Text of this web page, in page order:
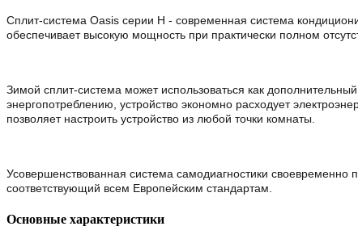
Сплит-система Oasis серии H - современная система
обеспечивает высокую мощность при практически полном
Зимой сплит-система может использоваться как
энергопотреблению, устройство экономно расходует
позволяет настроить устройство из любой точки комнаты.
Усовершенствованная система самодиагностики своевременно
соответствующий всем Европейским стандартам.
Основные характеристики